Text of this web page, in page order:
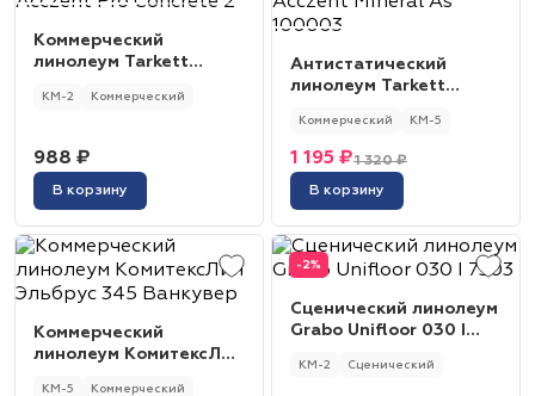
Коммерческий
линолеум Tarkett
КМ-2 Коммерческий
988 ₽
В корзину
Антистатический
линолеум Tarkett
100003
Коммерческий КМ-5
1 320 ₽
1 195 ₽
В корзину
Коммерческий
линолеум КомитексЛин
КМ-5 Коммерческий
-2%
Сценический линолеум
Grabo Unifloor 030 I
КМ-2 Сценический